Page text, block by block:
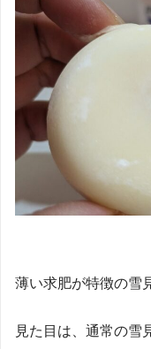
薄い求肥が特徴の雪
見た目は、通常の雪